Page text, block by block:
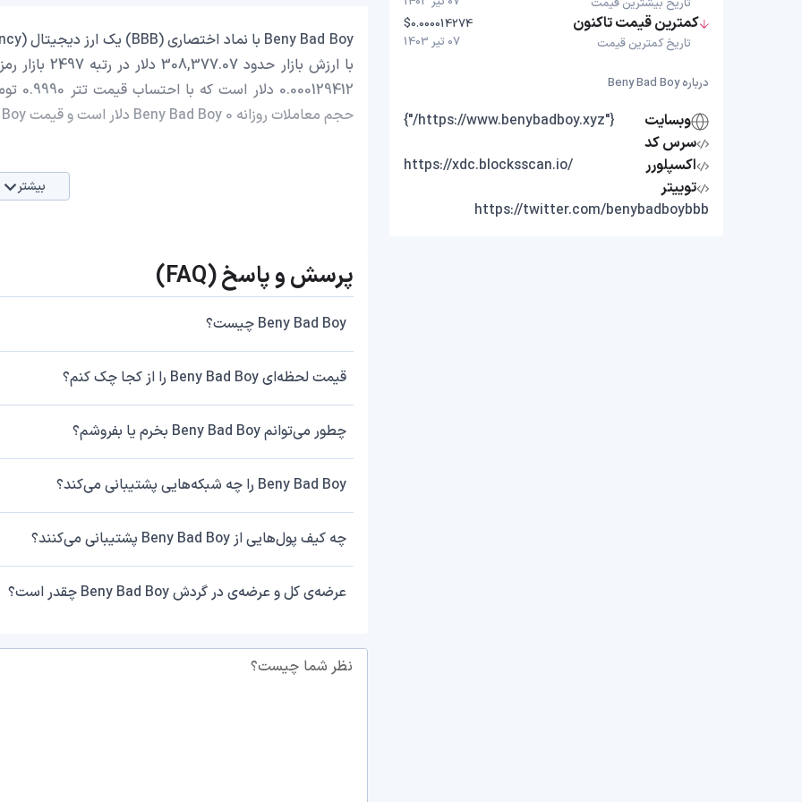
تاریخ بیشترین قیمت
کمترین قیمت تاکنون
تاریخ کمترین قیمت
$0.000014274
07 تیر 1403
درباره Beny Bad Boy
وبسایت
{"https://www.benybadboy.xyz/"}
سرس کد
اکسپلورر
https://xdc.blocksscan.io/
توییتر
https://twitter.com/benybadboybbb
حجم معاملات روزانه Beny Bad Boy 0 دلار است و قیمت Beny Bad Boy در 24 ساعت اخیر، 0 کاهش داشته است.
بیشتر
پرسش و پاسخ (FAQ)
Beny Bad Boy چیست؟
قیمت لحظه‌ای Beny Bad Boy را از کجا چک کنم؟
چطور می‌توانم Beny Bad Boy بخرم یا بفروشم؟
Beny Bad Boy را چه شبکه‌هایی پشتیبانی می‌کند؟
چه کیف پول‌هایی از Beny Bad Boy پشتیبانی می‌کنند؟
عرضه‌ی کل و عرضه‌ی در گردش Beny Bad Boy چقدر است؟
نظر شما چیست؟